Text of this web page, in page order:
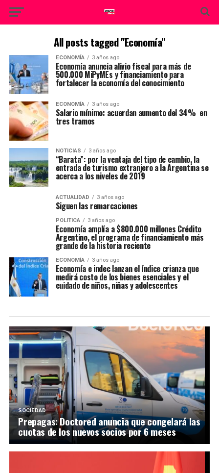
All posts tagged "Economía"
ECONOMÍA 3 años ago
Economía anuncia alivio fiscal para más de
500.000 MiPyMEs y financiamiento para
fortalecer la economía del conocimiento
ECONOMÍA 3 años ago
Salario mínimo: acuerdan aumento del 34% en
tres tramos
NOTICIAS 3 años ago
“Barata”: por la ventaja del tipo de cambio, la
entrada de turismo extranjero a la Argentina se
acerca a los niveles de 2019
ACTUALIDAD 3 años ago
Siguen las remarcaciones
POLITICA 3 años ago
Economía amplía a $800.000 millones Crédito
Argentino, el programa de financiamiento más
grande de la historia reciente
ECONOMÍA 3 años ago
Economía e indec lanzan el índice crianza que
medirá costo de los bienes esenciales y el
cuidado de niños, niñas y adolescentes
SOCIEDAD
Prepagas: Doctored anuncia que congelará las
cuotas de los nuevos socios por 6 meses